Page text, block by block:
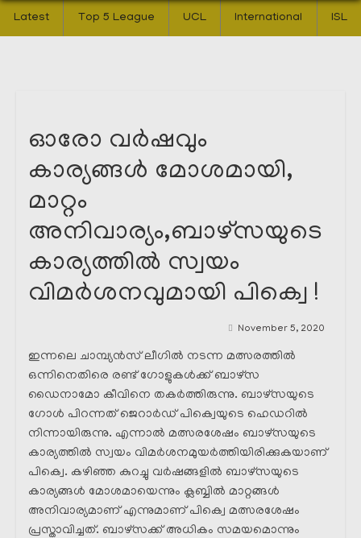
Latest Top 5 League UCL International ISL
ഓരോ വർഷവും
കാര്യങ്ങൾ മോശമായി,
മാറ്റം
അനിവാര്യം,ബാഴ്‌സയുടെ
കാര്യത്തിൽ സ്വയം
വിമർശനവുമായി പിക്വെ !
November 5, 2020
ഇന്നലെ ചാമ്പ്യൻസ് ലീഗിൽ നടന്ന മത്സരത്തിൽ
ഒന്നിനെതിരെ രണ്ട് ഗോളുകൾക്ക് ബാഴ്സ
ഡൈനാമോ കീവിനെ തകർത്തിരുന്നു. ബാഴ്‌സയുടെ
ഗോൾ പിറന്നത് ജെറാർഡ് പിക്വെയുടെ ഹെഡറിൽ
നിന്നായിരുന്നു. എന്നാൽ മത്സരശേഷം ബാഴ്സയുടെ
കാര്യത്തിൽ സ്വയം വിമർശനമുയർത്തിയിരിക്കുകയാണ്
പിക്വെ. കഴിഞ്ഞ കുറച്ചു വർഷങ്ങളിൽ ബാഴ്സയുടെ
കാര്യങ്ങൾ മോശമായെന്നും ക്ലബ്ബിൽ മാറ്റങ്ങൾ
അനിവാര്യമാണ് എന്നുമാണ് പിക്വെ മത്സരശേഷം
പ്രസ്താവിച്ചത്. ബാഴ്സക്ക് അധികം സമയമൊന്നും